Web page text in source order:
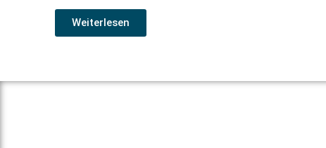
Weiterlesen